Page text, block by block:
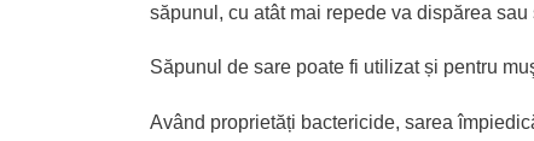
săpunul, cu atât mai repede va dispărea
Săpunul de sare poate fi utilizat și pentru
Având proprietăți bactericide, sarea